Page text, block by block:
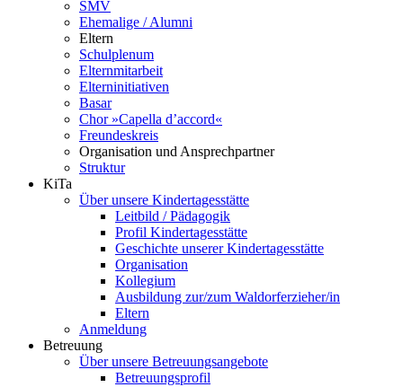
SMV
Ehemalige / Alumni
Eltern
Schulplenum
Elternmitarbeit
Elterninitiativen
Basar
Chor »Capella d’accord«
Freundeskreis
Organisation und Ansprechpartner
Struktur
KiTa
Über unsere Kindertagesstätte
Leitbild / Pädagogik
Profil Kindertagesstätte
Geschichte unserer Kindertagesstätte
Organisation
Kollegium
Ausbildung zur/zum Waldorferzieher/in
Eltern
Anmeldung
Betreuung
Über unsere Betreuungsangebote
Betreuungsprofil